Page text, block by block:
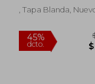
S&Aacute;Nchez;
Esau Garc&Iacute;A;
, Tapa Blanda,